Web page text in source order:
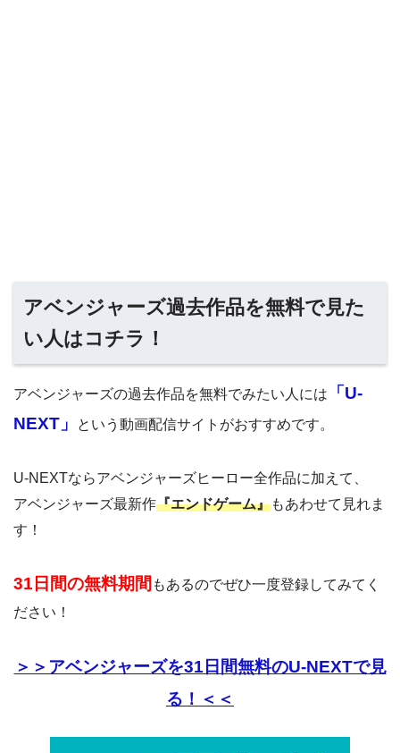
アベンジャーズ過去作品を無料で見た
い人はコチラ！
アベンジャーズの過去作品を無料でみたい人には
「U-
NEXT」
という動画配信サイトがおすすめです。
U-NEXTならアベンジャーズヒーロー全作品に加えて、
アベンジャーズ最新作『エンドゲーム』もあわせて見れま
す！
31日間の無料期間 もあるのでぜひ一度登録してみてく
ださい！
＞＞アベンジャーズを31日間無料のU-NEXTで見
る！＜＜